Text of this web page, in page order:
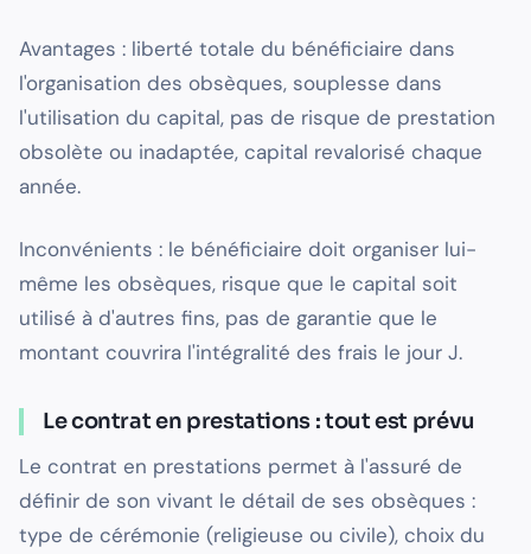
Avantages : liberté totale du bénéficiaire dans
l'organisation des obsèques, souplesse dans
l'utilisation du capital, pas de risque de prestation
obsolète ou inadaptée, capital revalorisé chaque
année.
Inconvénients : le bénéficiaire doit organiser lui-
même les obsèques, risque que le capital soit
utilisé à d'autres fins, pas de garantie que le
montant couvrira l'intégralité des frais le jour J.
Le contrat en prestations : tout est prévu
Le contrat en prestations permet à l'assuré de
définir de son vivant le détail de ses obsèques :
type de cérémonie (religieuse ou civile), choix du